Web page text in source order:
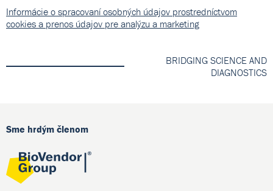
Informácie o spracovaní osobných údajov prostredníctvom
cookies a prenos údajov pre analýzu a marketing
BRIDGING SCIENCE AND
DIAGNOSTICS
Sme hrdým členom